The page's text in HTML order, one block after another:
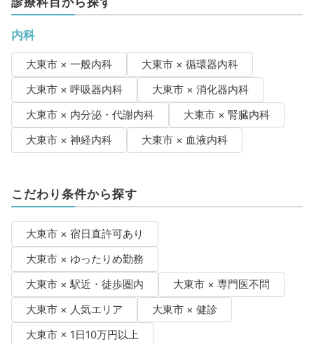
内科
大東市 × 一般内科
大東市 × 循環器内科
大東市 × 呼吸器内科
大東市 × 消化器内科
大東市 × 内分泌・代謝内科
大東市 × 腎臓内科
大東市 × 神経内科
大東市 × 血液内科
こだわり条件から探す
大東市 × 宿日直許可あり
大東市 × ゆったりめ勤務
大東市 × 駅近・徒歩圏内
大東市 × 専門医不問
大東市 × 人気エリア
大東市 × 健診
大東市 × 1日10万円以上